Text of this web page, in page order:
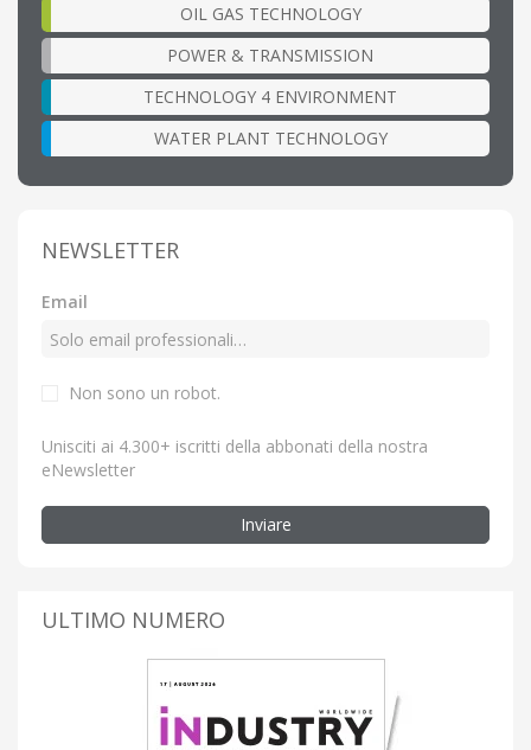
OIL GAS TECHNOLOGY
POWER & TRANSMISSION
TECHNOLOGY 4 ENVIRONMENT
WATER PLANT TECHNOLOGY
NEWSLETTER
Email
Non sono un robot.
Unisciti ai 4.300+ iscritti della abbonati della nostra
eNewsletter
Inviare
ULTIMO NUMERO